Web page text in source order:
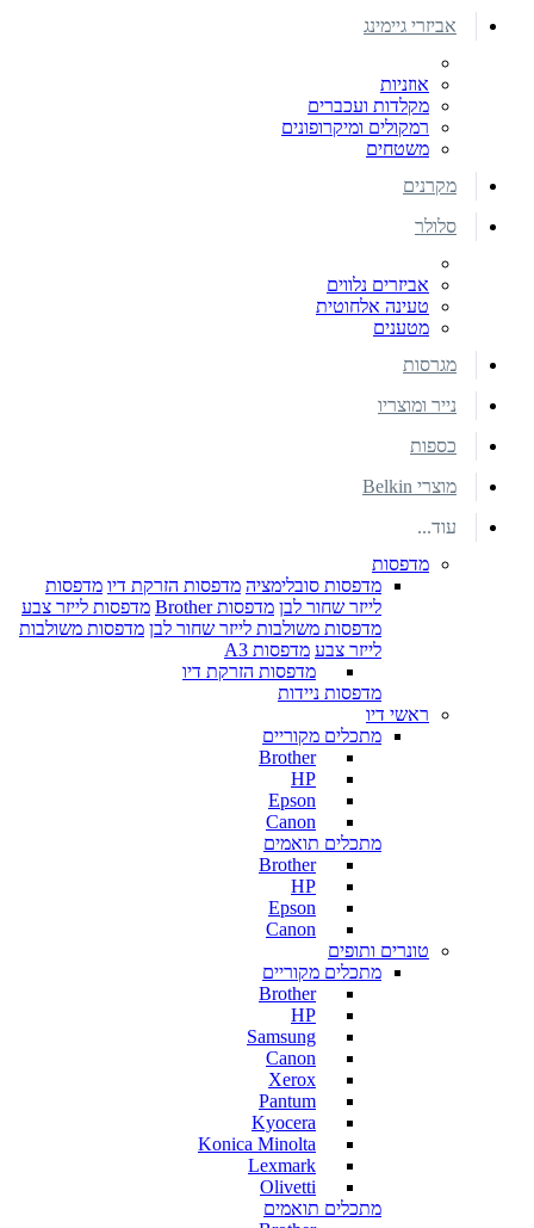
אביזרי גיימינג
אוזניות
מקלדות ועכברים
רמקולים ומיקרופונים
משטחים
מקרנים
סלולר
אביזרים נלווים
טעינה אלחוטית
מטענים
מגרסות
נייר ומוצריו
כספות
מוצרי Belkin
עוד...
מדפסות
מדפסות סובלימציה מדפסות הזרקת דיו מדפסות
לייזר שחור לבן מדפסות Brother
מדפסות לייזר צבע
מדפסות משולבות לייזר שחור לבן מדפסות משולבות
לייזר צבע מדפסות A3
מדפסות הזרקת דיו
מדפסות ניידות
ראשי דיו
מתכלים מקוריים
Brother
HP
Epson
Canon
מתכלים תואמים
Brother
HP
Epson
Canon
טונרים ותופים
מתכלים מקוריים
Brother
HP
Samsung
Canon
Xerox
Pantum
Kyocera
Konica Minolta
Lexmark
Olivetti
מתכלים תואמים